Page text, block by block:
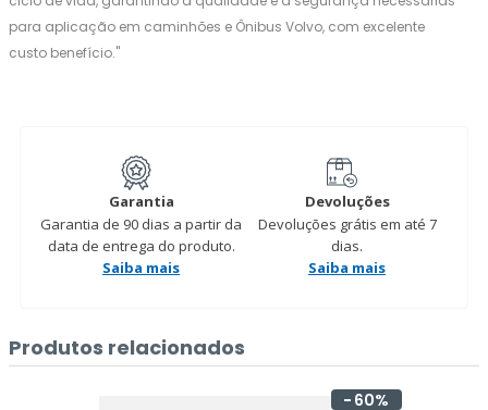
para aplicação em caminhões e Ônibus Volvo, com excelente
custo benefício."
Garantia
Garantia de 90 dias a partir da
data de entrega do produto.
Saiba mais
Devoluções
Devoluções grátis em até 7
dias.
Saiba mais
Produtos relacionados
60%